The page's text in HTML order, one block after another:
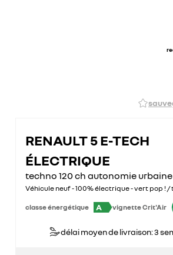
RENAULT 5 E-TECH
ÉLECTRIQUE
techno 120 ch autonomie urbaine
Véhicule neuf - 100% électrique - vert pop !
classe énergétique A vignette Crit'Air
délai moyen de livraison: 3